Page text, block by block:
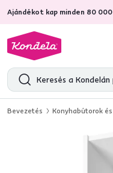
Ajándékot kap minden 80
4,7 31 211
Bevezetés Konyhabútorok